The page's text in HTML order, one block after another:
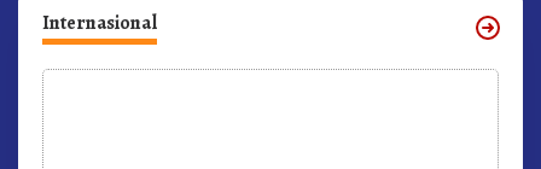
Internasional